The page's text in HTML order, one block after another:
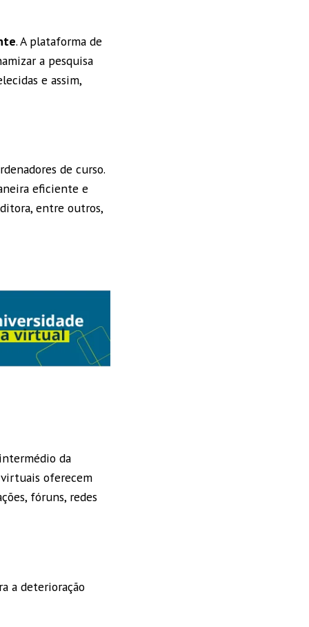
. A plataforma de
a pesquisa
e assim,
de curso.
eficiente e
entre outros,
da
oferecem
fóruns, redes
a deterioração